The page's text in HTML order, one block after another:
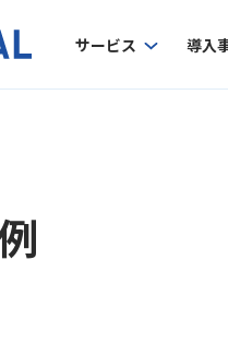
サービス 導入